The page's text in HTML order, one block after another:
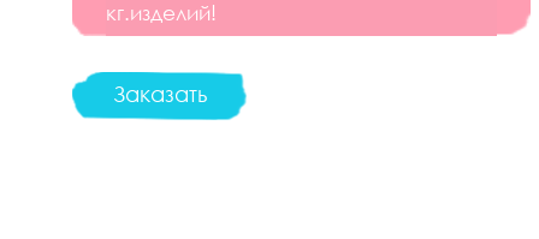
кг.изделий!
Заказать